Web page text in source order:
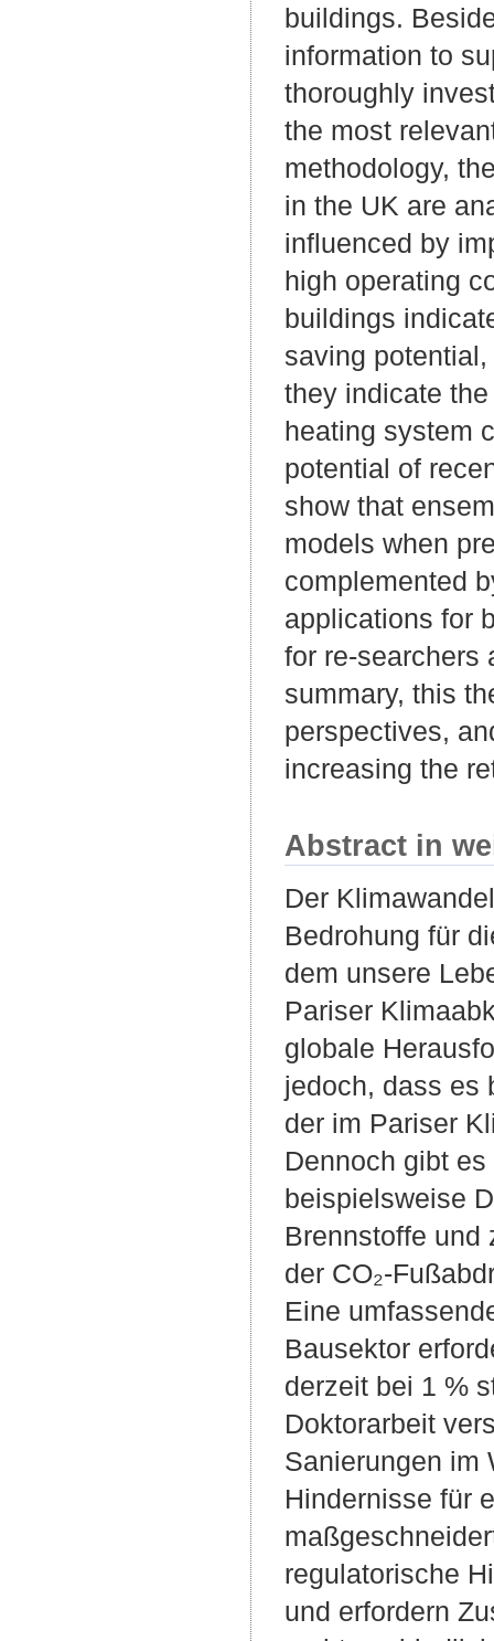
buildings.
information to
thoroughly
the most
methodology,
in the UK are
influenced by
high operating
buildings
saving
they indicate
heating system
potential of
show that
models when
complemented
applications for
for re-searchers
summary, this
perspectives,
increasing the
Abstract in
Der
Bedrohung für
dem unsere
Pariser
globale
jedoch, dass es
der im Pariser
Dennoch gibt
beispielsweise
Brennstoffe und
der CO₂-
Eine
Bausektor
derzeit bei 1 %
Doktorarbeit
Sanierungen im
Hindernisse für
regulatorische
und erfordern